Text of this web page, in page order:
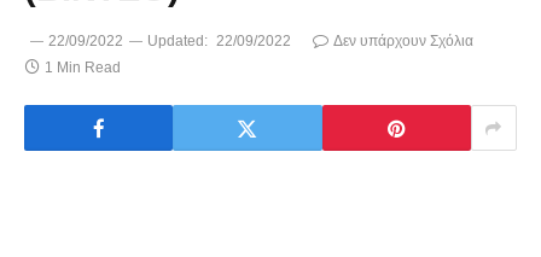
22/09/2022 Updated: 22/09/2022
Δεν υπάρχουν Σχόλια
1 Min Read